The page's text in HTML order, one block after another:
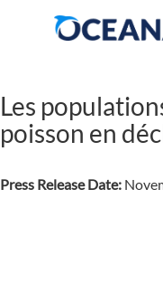
Les
poisson en
Press Release Date: